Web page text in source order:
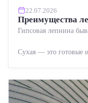
22.07.2026
Преимущества
Гипсовая лепнина
Сухая — это готовые